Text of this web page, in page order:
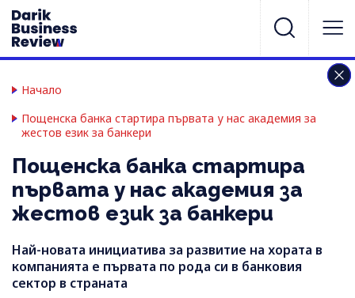
Начало
Пощенска банка стартира първата у нас академия за
жестов език за банкери
Пощенска банка стартира
първата у нас академия за
жестов език за банкери
Най-новата инициатива за развитие на хората в
компанията е първата по рода си в банковия
сектор в страната